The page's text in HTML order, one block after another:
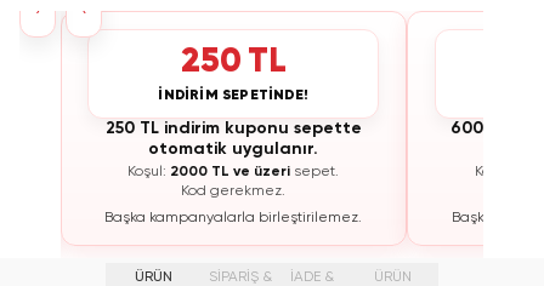
‹
›
250 TL
İNDİRİM SEPETİNDE!
250 TL indirim kuponu sepette
otomatik uygulanır.
Koşul: 2000 TL ve üzeri sepet.
Kod gerekmez.
Başka kampanyalarla birleştirilemez.
600 TL
Koşul:
Başka
ÜRÜN
SİPARİŞ &
İADE &
ÜRÜN